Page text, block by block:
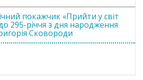
покажчик «Прийти у світ
295-річчя з дня народження
Сковороди